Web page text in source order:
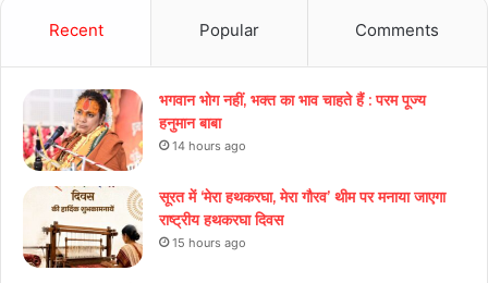
Recent Popular Comments
भगवान भोग नहीं, भक्त का भाव चाहते हैं : परम पूज्य
हनुमान बाबा
14 hours ago
सूरत में ‘मेरा हथकरघा, मेरा गौरव’ थीम पर मनाया जाएगा
राष्ट्रीय हथकरघा दिवस
15 hours ago